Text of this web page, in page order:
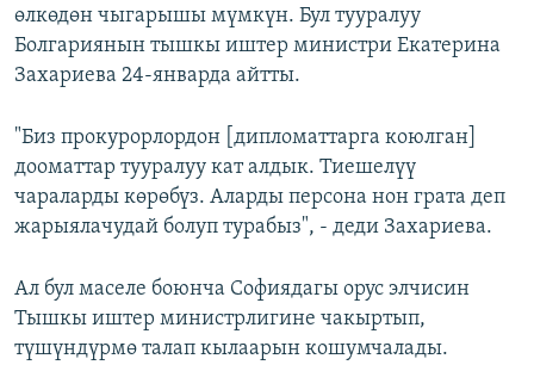
өлкөдөн чыгарышы мүмкүн. Бул тууралуу
Болгариянын тышкы иштер министри Екатерина
Захариева 24-январда айтты.
"Биз прокурорлордон [дипломаттарга коюлган]
дооматтар тууралуу кат алдык. Тиешелүү
чараларды көрөбүз. Аларды персона нон грата деп
жарыялачудай болуп турабыз", - деди Захариева.
Ал бул маселе боюнча Софиядагы орус элчисин
Тышкы иштер министрлигине чакыртып,
түшүндүрмө талап кылаарын кошумчалады.